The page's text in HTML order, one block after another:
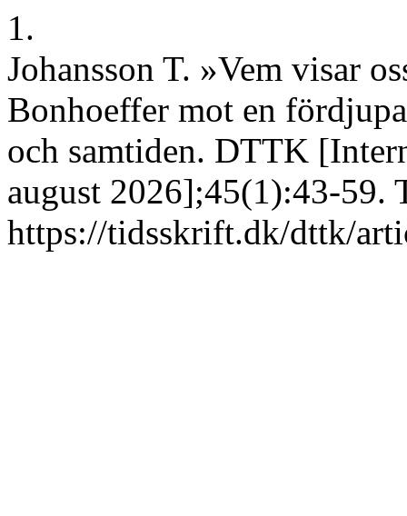
1.
Johansson T. »Vem visar
Bonhoeffer mot en
och samtiden. DTTK
august 2026];45(1):43-59.
https://tidsskrift.dk/dttk/